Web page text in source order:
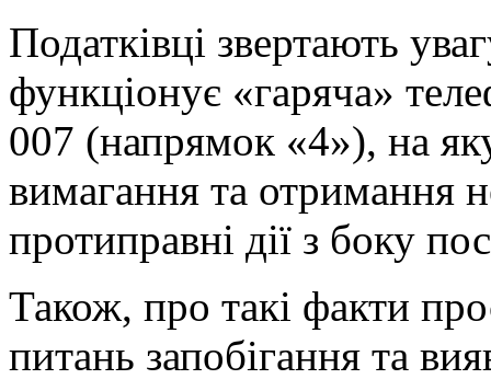
Податківці звертають
функціонує «гаряча»
007 (напрямок «4»), на
вимагання та отримання
протиправні дії з боку
Також, про такі факти
питань запобігання та